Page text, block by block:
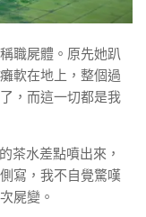
職屍體。原先她趴
軟在地上，整個過
，而這一切都是我
茶水差點噴出來，
寫，我不自覺驚嘆
屍變。